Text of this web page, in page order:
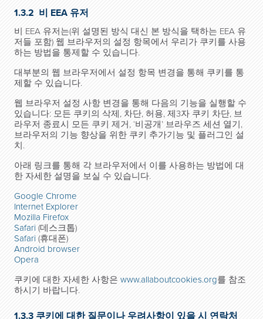
1.3.2 비 EEA 유저
비 EEA 유저는(위 설명된 방식 대신 본 방식을 택하는 EEA 유
저들 포함) 웹 브라우저의 설정 항목에서 우리가 쿠키를 사용
하는 방법을 통제할 수 있습니다.
대부분의 웹 브라우저에서 설정 항목 변경을 통해 쿠키를 통
제할 수 있습니다.
웹 브라우저 설정 사항 변경을 통해 다음의 기능을 실행할 수
있습니다: 모든 쿠키의 삭제, 차단, 허용, 제3자 쿠키 차단, 브
라우저 종료시 모든 쿠키 제거, ‘비공개’ 브라우즈 세션 열기,
브라우저의 기능 향상을 위한 쿠키 추가기능 및 플러그인 설
치.
아래 링크를 통해 각 브라우저에서 이를 사용하는 방법에 대
한 자세한 설명을 보실 수 있습니다.
Google Chrome
Internet Explorer
Mozilla Firefox
Safari (데스크톱)
Safari (휴대폰)
Android browser
Opera
쿠키에 대한 자세한 사항은 www.allaboutcookies.org를 참조
하시기 바랍니다.
1.3.3 쿠키에 대한 질문이나 우려사항이 있을 시 연락처